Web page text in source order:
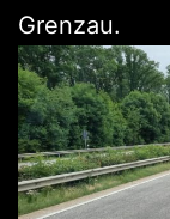
Grenzau.